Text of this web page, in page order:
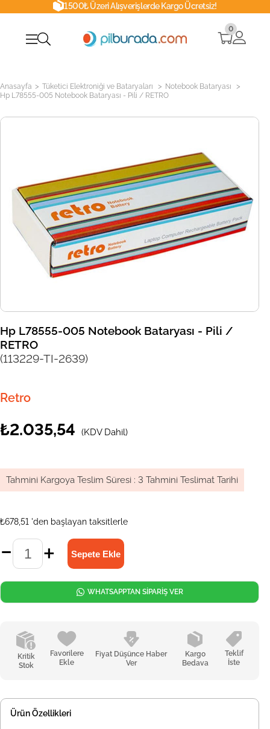
1500₺ Üzeri Alışverişlerde Kargo Ücretsiz!
0
Anasayfa > Tüketici Elektroniği ve Bataryaları > Notebook Bataryası >
Hp L78555-005 Notebook Bataryası - Pili / RETRO
Hp L78555-005 Notebook Bataryası - Pili /
RETRO
(113229-TI-2639)
Retro
₺2.035,54 (KDV Dahil)
Tahmini Kargoya Teslim Süresi : 3 Tahmini Teslimat Tarihi
₺678,51 'den başlayan taksitlerle
Kritik
Stok
Favorilere
Ekle
Fiyat Düşünce Haber
Ver
Kargo
Bedava
Teklif
İste
WHATSAPPTAN SİPARİŞ VER
Ürün Özellikleri